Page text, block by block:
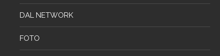
DAL NETWORK
FOTO